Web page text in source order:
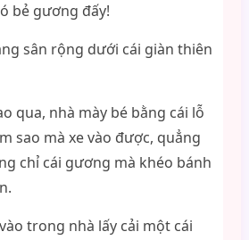
bẻ gương đấy!
sân rộng dưới cái giàn thiên
qua, nhà mày bé bằng cái lỗ
sao mà xe vào được, quẳng
chỉ cái gương mà khéo bánh
trong nhà lấy cải một cái